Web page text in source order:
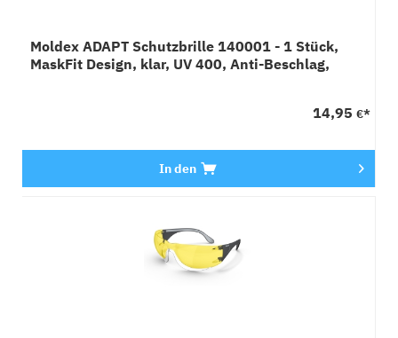
Moldex ADAPT Schutzbrille 140001 - 1 Stück,
MaskFit Design, klar, UV 400, Anti-Beschlag,
14,95 €*
In den